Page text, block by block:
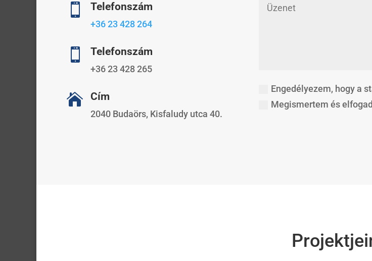
 Telefonszám
+36 23 428 264
 Telefonszám
+36 23 428 265
 Cím
2040 Budaörs, Kisfaludy utca 40.
Engedélyezem, hogy a
Megismertem és